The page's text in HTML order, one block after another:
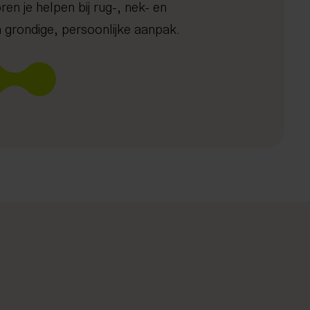
Plan je gratis screening
je helpen bij rug-, nek- en
persoonlijke aanpak.